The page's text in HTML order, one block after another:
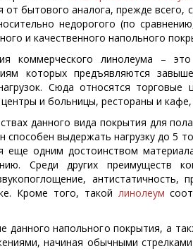
от бытового аналога, прежде всего,
недорогого (по
и качественного напольного
коммерческого линолеума –
которых предъявляются
Сюда относятся
и больницы, рестораны и
данного вида покрытия для
способен выдержать нагрузку до 5
еще одним достоинством
Среди других преимуществ
антистатичность,
Кроме того, такой линолеум
данного напольного покрытия, а
начиная обычными